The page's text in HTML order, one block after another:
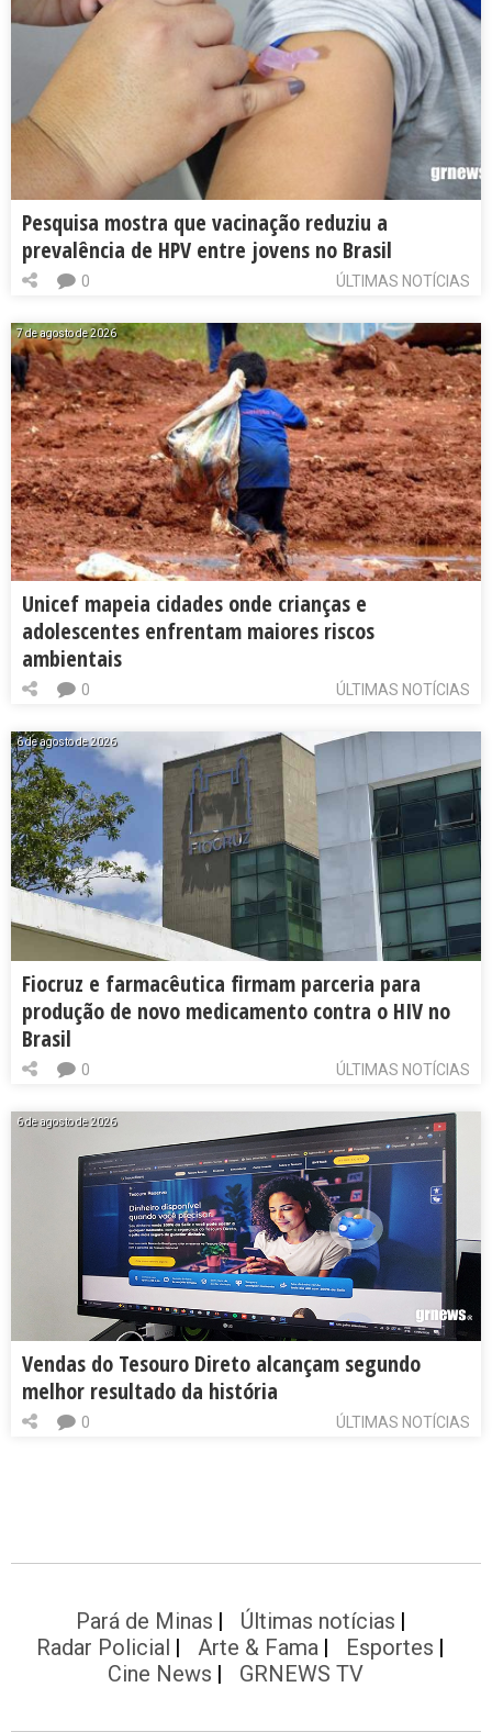
Pesquisa mostra que vacinação reduziu a
prevalência de HPV entre jovens no Brasil
ÚLTIMAS NOTÍCIAS
0
7 de agosto de 2026
Unicef mapeia cidades onde crianças e
adolescentes enfrentam maiores riscos
ambientais
ÚLTIMAS NOTÍCIAS
0
6 de agosto de 2026
Fiocruz e farmacêutica firmam parceria para
produção de novo medicamento contra o HIV no
Brasil
ÚLTIMAS NOTÍCIAS
0
6 de agosto de 2026
Vendas do Tesouro Direto alcançam segundo
melhor resultado da história
ÚLTIMAS NOTÍCIAS
0
Pará de Minas
Últimas notícias
Radar Policial
Arte & Fama
Esportes
Cine News
GRNEWS TV